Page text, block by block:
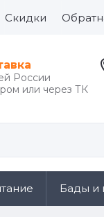
Скидки
России
или через ТК
Бады и